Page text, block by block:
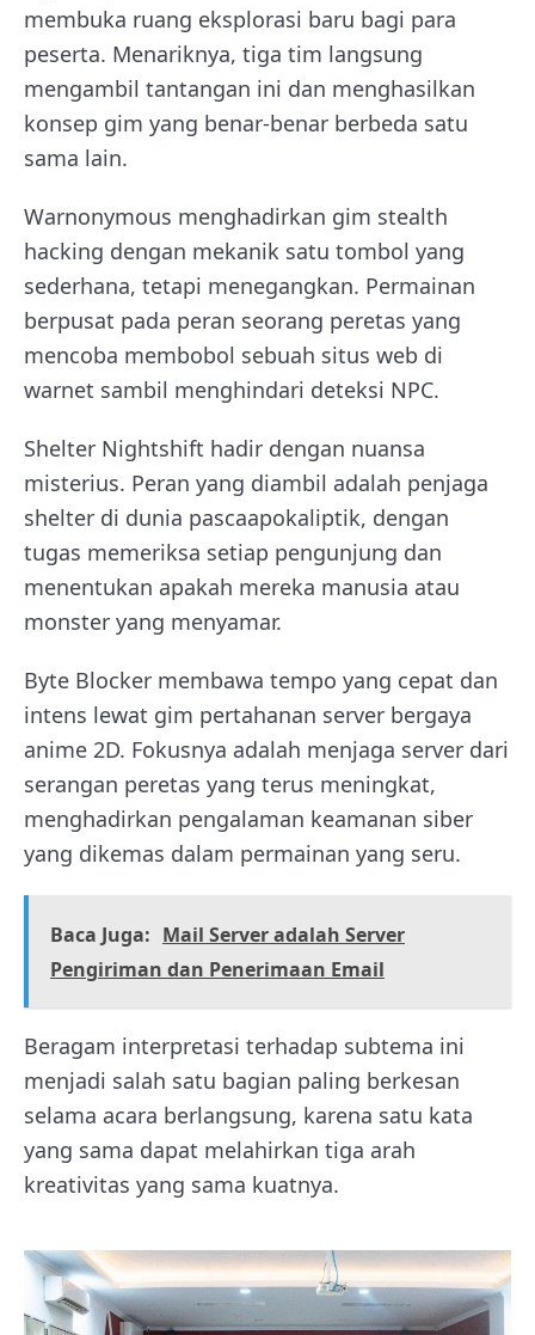
membuka ruang eksplorasi baru bagi para
peserta. Menariknya, tiga tim langsung
mengambil tantangan ini dan menghasilkan
konsep gim yang benar-benar berbeda satu
sama lain.
Warnonymous menghadirkan gim stealth
hacking dengan mekanik satu tombol yang
sederhana, tetapi menegangkan. Permainan
berpusat pada peran seorang peretas yang
mencoba membobol sebuah situs web di
warnet sambil menghindari deteksi NPC.
Shelter Nightshift hadir dengan nuansa
misterius. Peran yang diambil adalah penjaga
shelter di dunia pascaapokaliptik, dengan
tugas memeriksa setiap pengunjung dan
menentukan apakah mereka manusia atau
monster yang menyamar.
Byte Blocker membawa tempo yang cepat dan
intens lewat gim pertahanan server bergaya
anime 2D. Fokusnya adalah menjaga server dari
serangan peretas yang terus meningkat,
menghadirkan pengalaman keamanan siber
yang dikemas dalam permainan yang seru.
Baca Juga: Mail Server adalah Server
Pengiriman dan Penerimaan Email
Beragam interpretasi terhadap subtema ini
menjadi salah satu bagian paling berkesan
selama acara berlangsung, karena satu kata
yang sama dapat melahirkan tiga arah
kreativitas yang sama kuatnya.